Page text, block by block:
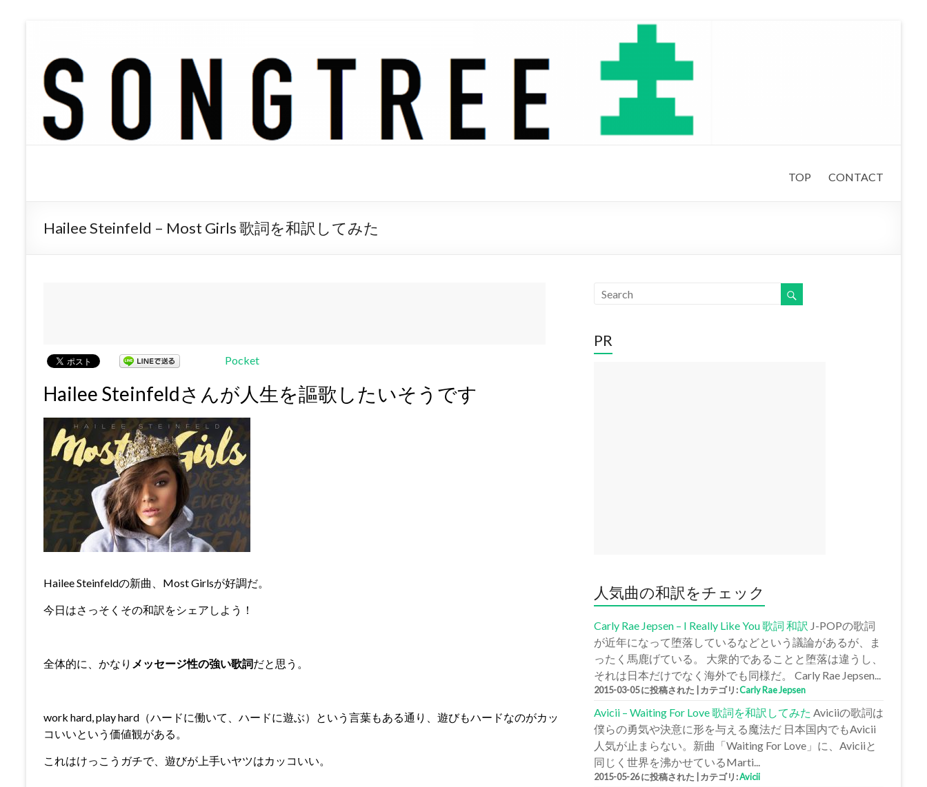
TOP CONTACT
Hailee Steinfeld – Most Girls 歌詞を和訳してみた
Pocket
Hailee Steinfeldさんが人生を謳歌したいそうです
Hailee Steinfeldの新曲、Most Girlsが好調だ。
今日はさっそくその和訳をシェアしよう！
全体的に、かなり メッセージ性の強い歌詞だと思う。
work hard, play hard（ハードに働いて、ハードに遊ぶ）という言葉もある通り、遊びもハードなのがカッ
コいいという価値観がある。
これはけっこうガチで、遊びが上手いヤツはカッコいい。
PR
人気曲の和訳をチェック
Carly Rae Jepsen – I Really Like You 歌詞 和訳 J-POPの歌詞
が近年になって堕落しているなどという議論があるが、ま
ったく馬鹿げている。 大衆的であることと堕落は違うし、
それは日本だけでなく海外でも同様だ。 Carly Rae Jepsen...
2015-03-05 に投稿された カテゴリ:Carly Rae Jepsen
Avicii – Waiting For Love 歌詞を和訳してみた Aviciiの歌詞は
僕らの勇気や決意に形を与える魔法だ 日本国内でもAvicii
人気が止まらない。新曲「Waiting For Love」に、Aviciiと
同じく世界を沸かせているMarti...
2015-05-26 に投稿された カテゴリ:Avicii